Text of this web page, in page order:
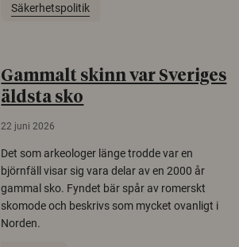
Säkerhetspolitik
Gammalt skinn var Sveriges
äldsta sko
22 juni 2026
Det som arkeologer länge trodde var en
björnfäll visar sig vara delar av en 2000 år
gammal sko. Fyndet bär spår av romerskt
skomode och beskrivs som mycket ovanligt i
Norden.